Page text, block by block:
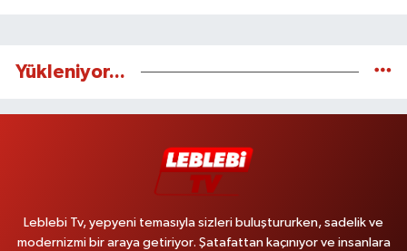
Yükleniyor...
Leblebi Tv, yepyeni temasıyla sizleri buluştururken, sadelik ve
modernizmi bir araya getiriyor. Şatafattan kaçınıyor ve insanlara